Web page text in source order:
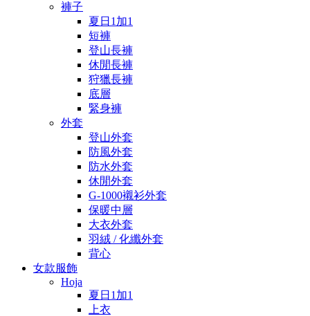
褲子
夏日1加1
短褲
登山長褲
休閒長褲
狩獵長褲
底層
緊身褲
外套
登山外套
防風外套
防水外套
休閒外套
G-1000襯衫外套
保暖中層
大衣外套
羽絨 / 化纖外套
背心
女款服飾
Hoja
夏日1加1
上衣